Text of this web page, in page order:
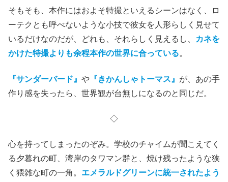
そもそも、本作にはおよそ特撮といえるシーンはなく、ロ
ーテクとも呼べないような小技で彼女を人形らしく見せて
いるだけなのだが、どれも、それらしく見えるし、
カネを
かけた特撮よりも余程本作の世界に合っている。
『サンダーバード』 や 『きかんしゃトーマス』 が、あの手
作り感を失ったら、世界観が台無しになるのと同じだ。
◇
心を持ってしまったのぞみ。学校のチャイムが聞こえてく
る夕暮れの町、湾岸のタワマン群と、焼け残ったような狭
く猥雑な町の一角。 エメラルドグリーンに統一されたよう